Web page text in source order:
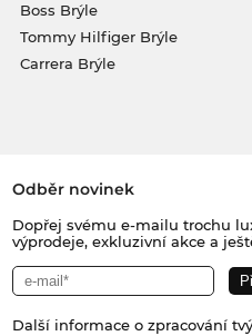
Boss Brýle
Tommy Hilfiger Brýle
Carrera Brýle
Odběr novinek
Dopřej svému e-mailu trochu
výprodeje, exkluzivní akce a
Další informace o zpracování